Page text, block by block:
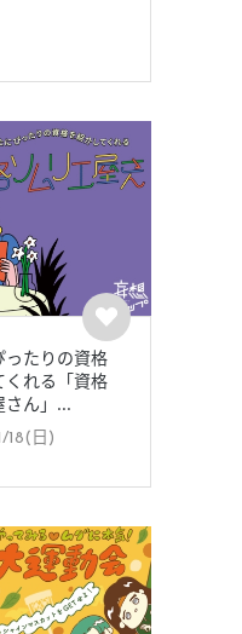
ったりの資格
くれる「資格
さん」...
18(日)